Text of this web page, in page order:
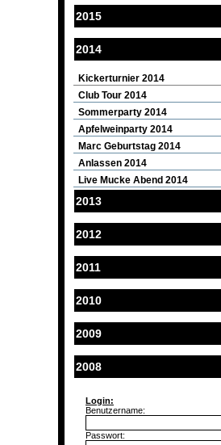
2015
2014
Kickerturnier 2014
Club Tour 2014
Sommerparty 2014
Apfelweinparty 2014
Marc Geburtstag 2014
Anlassen 2014
Live Mucke Abend 2014
2013
2012
2011
2010
2009
2008
Login:
Benutzername:
Passwort: